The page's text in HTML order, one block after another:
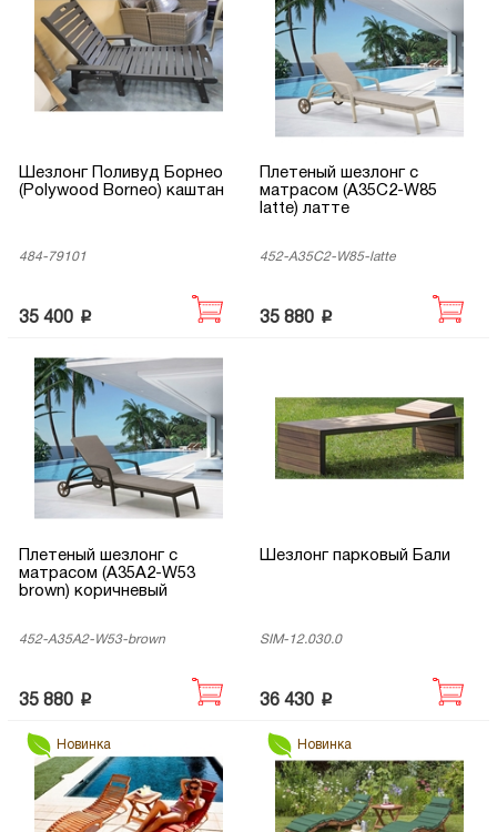
Шезлонг Поливуд Борнео
(Polywood Borneo) каштан
484-79101
35 400 p
Плетеный шезлонг с
матрасом (A35C2-W85
latte) латте
452-A35C2-W85-latte
35 880 p
Плетеный шезлонг с
матрасом (A35A2-W53
brown) коричневый
452-A35A2-W53-brown
35 880 p
Шезлонг парковый Бали
SIM-12.030.0
36 430 p
Новинка Новинка